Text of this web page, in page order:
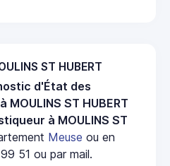
ST HUBERT
d'État des
ST HUBERT
à MOULINS ST
Meuse ou en
51 ou par mail.